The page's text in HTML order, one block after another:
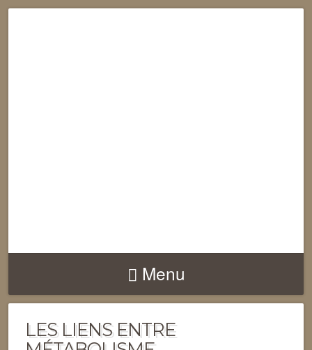
Menu
LES LIENS ENTRE